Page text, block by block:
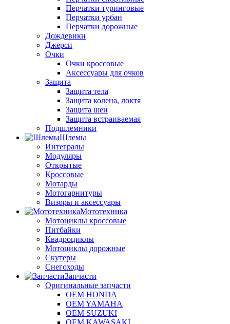
Перчатки туринговые
Перчатки урбан
Перчатки дорожные
Дождевики
Джерси
Очки
Очки кроссовые
Аксессуары для очков
Защита
Защита тела
Защита колена, локтя
Защита шеи
Защита встраиваемая
Подшлемники
Шлемы
Интегралы
Модуляры
Открытые
Кроссовые
Мотарды
Мотогарнитуры
Визоры и аксессуары
Мототехника
Мотоциклы кроссовые
Питбайки
Квадроциклы
Мотоциклы дорожные
Скутеры
Снегоходы
Запчасти
Оригинальные запчасти
OEM HONDA
OEM YAMAHA
OEM SUZUKI
OEM KAWASAKI